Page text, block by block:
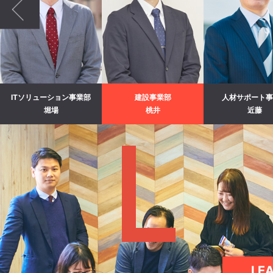
ITソリューション事業部
堀場
建設事業部
桃井
人材サポート
近藤